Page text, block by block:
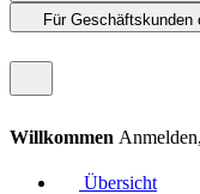
Für Geschäftskunden
Willkommen
Übersicht